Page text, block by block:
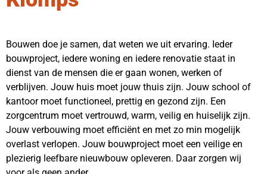
Bouwen doe je samen, dat weten we uit ervaring. Ieder
bouwproject, iedere woning en iedere renovatie staat in
dienst van de mensen die er gaan wonen, werken of
verblijven. Jouw huis moet jouw thuis zijn. Jouw school of
kantoor moet functioneel, prettig en gezond zijn. Een
zorgcentrum moet vertrouwd, warm, veilig en huiselijk zijn.
Jouw verbouwing moet efficiënt en met zo min mogelijk
overlast verlopen. Jouw bouwproject moet een veilige en
plezierig leefbare nieuwbouw opleveren. Daar zorgen wij